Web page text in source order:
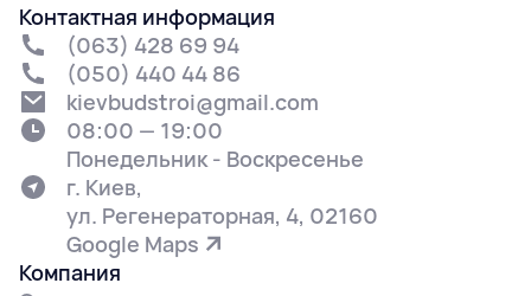
Компания
Контактная информация
(063) 428 69 94
(050) 440 44 86
kievbudstroi@gmail.com
08:00 — 19:00
Понедельник - Воскресенье
г. Киев,
ул. Регенераторная, 4, 02160
Google Maps